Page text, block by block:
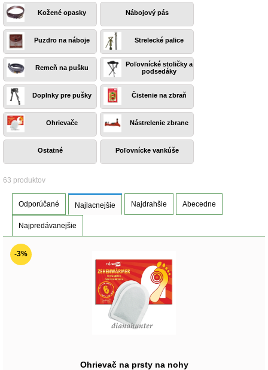
Kožené opasky Nábojový pás
Puzdro na náboje Strelecké palice
Remeň na pušku
Poľovnícké stoličky a
podsedáky
Doplnky pre pušky Čistenie na zbraň
Ohrievače Nástrelenie zbrane
Ostatné Poľovnícke vankúše
63 produktov
Odporúčané Najlacnejšie Najdrahšie Abecedne
Najpredávanejšie
-3%
Ohrievač na prsty na nohy